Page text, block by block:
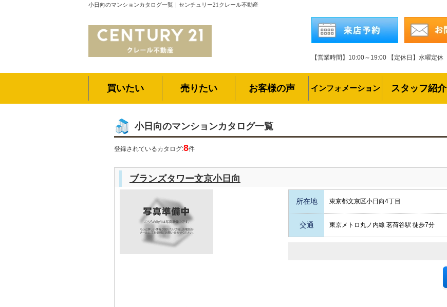
小日向のマンションカタログ一覧｜センチュリー21クレール不動産
【営業時間】10:00～19:00 【定休日】水曜定休
買いたい 売りたい お客様の声 インフォメーション スタッフ紹介
小日向のマンションカタログ一覧
登録されているカタログ:8件
ブランズタワー文京小日向
所在地 東京都文京区小日向4丁目
交通 東京メトロ丸ノ内線 茗荷谷駅 徒歩7分